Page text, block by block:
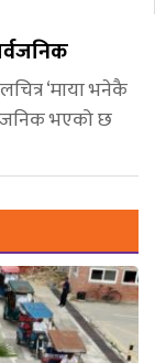
‘माया भनेकै
भएको छ